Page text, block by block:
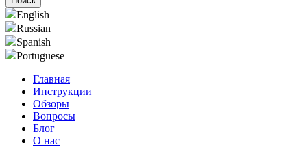
English
Russian
Spanish
Portuguese
Главная
Инструкции
Обзоры
Вопросы
Блог
О нас